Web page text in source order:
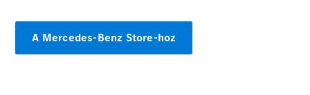
Limuzin
Elektromos
EQS
Új Elektromos
A Mercedes-Benz Store-hoz